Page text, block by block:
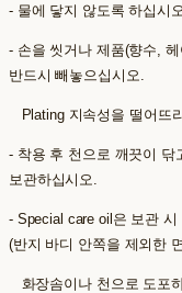
- 물에 닿지 않도록 하십시오.
- 손을 씻거나 제품(향수,
반드시 빼놓으십시오.
Plating 지속성을 떨어뜨
- 착용 후 천으로 깨끗이 닦
보관하십시오.
- Special care oil은 보관
(반지 바디 안쪽을 제외한
화장솜이나 천으로 도포